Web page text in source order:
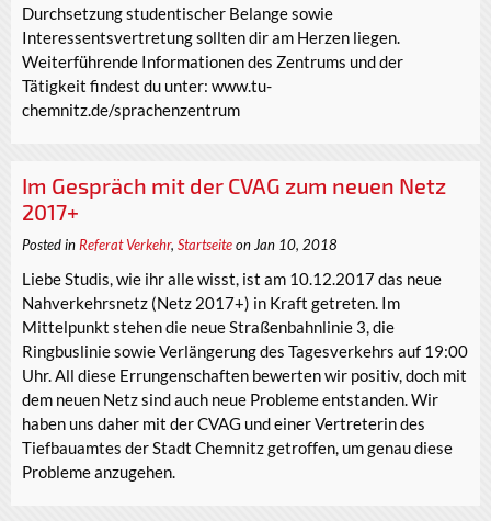
Durchsetzung studentischer Belange sowie
Interessentsvertretung sollten dir am Herzen liegen.
Weiterführende Informationen des Zentrums und der
Tätigkeit findest du unter: www.tu-
chemnitz.de/sprachenzentrum
Im Gespräch mit der CVAG zum neuen Netz
2017+
Posted inReferat Verkehr, Startseiteon Jan 10, 2018
Liebe Studis, wie ihr alle wisst, ist am 10.12.2017 das neue
Nahverkehrsnetz (Netz 2017+) in Kraft getreten. Im
Mittelpunkt stehen die neue Straßenbahnlinie 3, die
Ringbuslinie sowie Verlängerung des Tagesverkehrs auf 19:00
Uhr. All diese Errungenschaften bewerten wir positiv, doch mit
dem neuen Netz sind auch neue Probleme entstanden. Wir
haben uns daher mit der CVAG und einer Vertreterin des
Tiefbauamtes der Stadt Chemnitz getroffen, um genau diese
Probleme anzugehen.